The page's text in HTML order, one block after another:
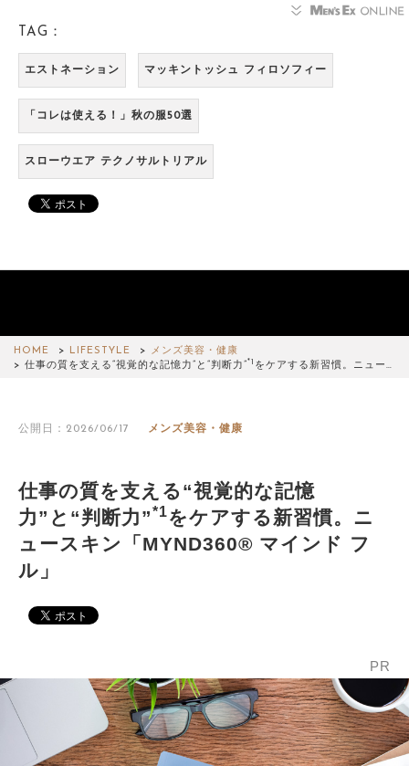
TAG：
エストネーション マッキントッシュ フィロソフィー
「コレは使える！」秋の服50選
スローウエア テクノサルトリアル
HOME LIFESTYLE
メンズ美容・健康
仕事の質を支える“視覚的な記憶力”と“判断力”*1 をケアする新習慣。ニュー…
公開日：2026/06/17 メンズ美容・健康
仕事の質を支える“視覚的な記憶
力”と“判断力”*1をケアする新習慣。ニ
ュースキン「MYND360® マインド フ
ル」
PR